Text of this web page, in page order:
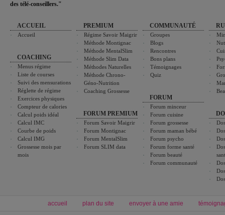
des télé-conseillers."
ACCUEIL
Accueil
COACHING
Menus régime
Liste de courses
Suivi des mensurations
Réglette de régime
Exercices physiques
Compteur de calories
Calcul poids idéal
Calcul IMC
Courbe de poids
Calcul IMG
Grossesse mois par
mois
PREMIUM
Régime Savoir Maigrir
Méthode Montignac
Méthode MentalSlim
Méthode Slim Data
Méthodes Naturelles
Méthode Chrono-
Géno-Nutrition
Coaching Grossesse
FORUM PREMIUM
Forum Savoir Maigrir
Forum Montignac
Forum MentalSlim
Forum SLIM data
COMMUNAUTÉ
Groupes
Blogs
Rencontres
Bons plans
Témoignages
Quiz
FORUM
Forum minceur
Forum cuisine
Forum grossesse
Forum maman bébé
Forum psycho
Forum forme santé
Forum beauté
Forum communauté
accueil plan du site envoyer à une amie